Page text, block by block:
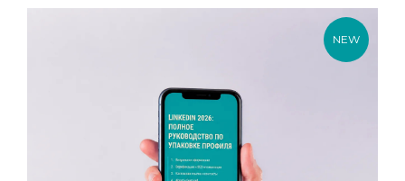
NEW